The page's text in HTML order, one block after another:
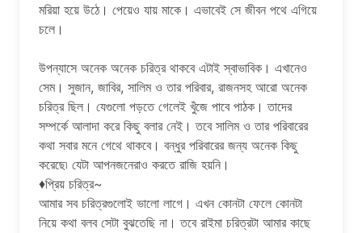
মরিয়া হয়ে উঠে। পেয়েও যায় মাকে। এভাবেই সে জীবন পথে এগিয়ে
চলে।
উপন্যাসে অনেক অনেক চরিত্র থাকবে এটাই স্বাভাবিক। এখানেও
সেম। সুজান, জাবির, সালিম ও তার পরিবার, রাজনসহ আরো অনেক
চরিত্র ছিল। যেগুলো পড়তে গেলেই খুঁজে পাবে পাঠক। তাদের
সম্পর্কে আলাদা করে কিছু বলার নেই। তবে সালিম ও তার পরিবারের
কথা সবার মনে গেথে থাকবে। বন্ধুর পরিবারের জন্য অনেক কিছু
করেছে৷ যেটা আপনজনেরাও করতে রাজি হয়নি।
♦প্রিয় চরিত্র~
আমার সব চরিত্রগুলোই ভালো লাগে। এখন কোনটা ফেলে কোনটা
নিয়ে কথা বলব সেটা বুঝতেছি না। তবে রাইমা চরিত্রটা আমার কাছে